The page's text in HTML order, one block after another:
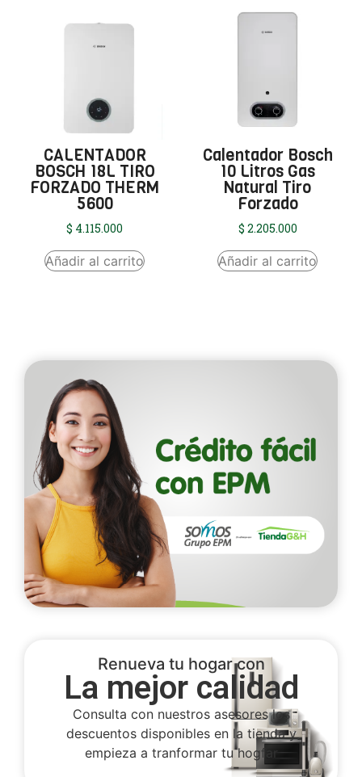
CALENTADOR
BOSCH 18L TIRO
FORZADO THERM
5600
$ 4.115.000
Añadir al carrito
Calentador Bosch
10 Litros Gas
Natural Tiro
Forzado
$ 2.205.000
Añadir al carrito
Renueva tu hogar con
La mejor calidad
Consulta con nuestros asesores los
descuentos disponibles en la tienda y
empieza a tranformar tu hogfar